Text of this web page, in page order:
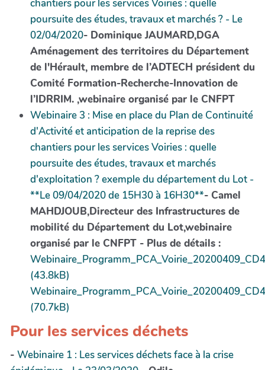
chantiers pour les services Voiries : quelle
poursuite des études, travaux et marchés ? - Le
02/04/2020- Dominique JAUMARD,DGA
Aménagement des territoires du Département
de l'Hérault, membre de l’ADTECH président du
Comité Formation-Recherche-Innovation de
l’IDRRIM. ,webinaire organisé par le CNFPT
Webinaire 3 : Mise en place du Plan de Continuité
d'Activité et anticipation de la reprise des
chantiers pour les services Voiries : quelle
poursuite des études, travaux et marchés
d'exploitation ? exemple du département du Lot -
**Le 09/04/2020 de 15H30 à 16H30**- Camel
MAHDJOUB,Directeur des Infrastructures de
mobilité du Département du Lot,webinaire
organisé par le CNFPT - Plus de détails :
(43.8kB)
(70.7kB)
Pour les services déchets
- Webinaire 1 : Les services déchets face à la crise